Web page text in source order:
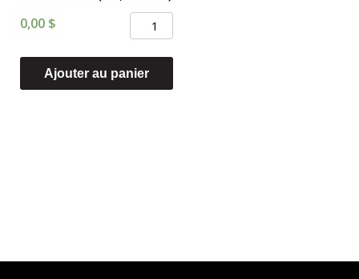
0,00 $
quantité
Vin
blanc
Ajouter au panier